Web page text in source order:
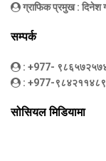
ग्राफिक प्रमुख: दिनेश
सम्पर्क
: +977-
: +977-
सोसियल मिडियामा